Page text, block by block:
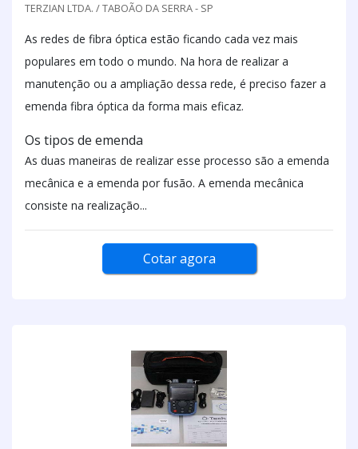
TERZIAN LTDA. / TABOÃO DA SERRA - SP
As redes de fibra óptica estão ficando cada vez mais
populares em todo o mundo. Na hora de realizar a
manutenção ou a ampliação dessa rede, é preciso fazer a
emenda fibra óptica da forma mais eficaz.
Os tipos de emenda
As duas maneiras de realizar esse processo são a emenda
mecânica e a emenda por fusão. A emenda mecânica
consiste na realização...
Cotar agora